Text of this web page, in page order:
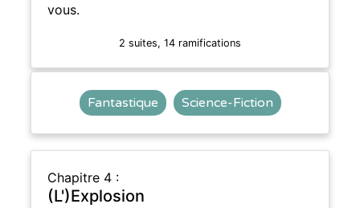
vous.
2 suites, 14 ramifications
Fantastique Science-Fiction
Chapitre 4 :
(L')Explosion